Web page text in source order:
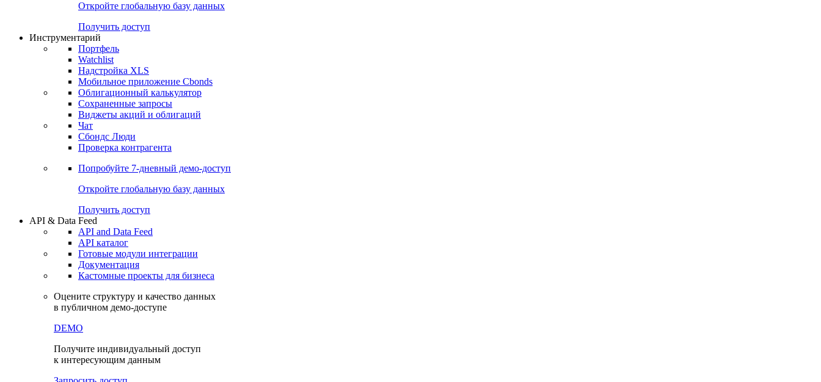
Откройте глобальную базу данных
Получить доступ
Инструментарий
Портфель
Watchlist
Надстройка XLS
Мобильное приложение Cbonds
Облигационный калькулятор
Сохраненные запросы
Виджеты акций и облигаций
Чат
Сбондс Люди
Проверка контрагента
Попробуйте 7-дневный демо-доступ
Откройте глобальную базу данных
Получить доступ
API & Data Feed
API and Data Feed
API каталог
Готовые модули интеграции
Документация
Кастомные проекты для бизнеса
Оцените структуру и качество данных
в публичном демо-доступе
DEMO
Получите индивидуальный доступ
к интересующим данным